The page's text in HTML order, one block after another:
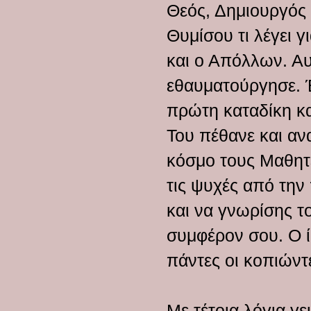
Θεός,
Θυμίσου τι λέγει
και ο Απόλλων.
εθαυματούργησε.
πρώτη καταδίκη
Του πέθανε και
κόσμο τους
τις ψυχές από
και να γνωρίσης
συμφέρον σου. Ο
πάντες οι